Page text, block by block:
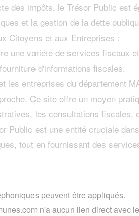
des impôts, le Trésor Public est
et la gestion de la dette
Citoyens et aux Entreprises :
une variété de services fiscaux
d'informations fiscales.
les entreprises du département
Ce site offre un moyen
les consultations fiscales,
Public est une entité cruciale
tout en fournissant des
peuvent être appliqués.
n'a aucun lien direct avec le